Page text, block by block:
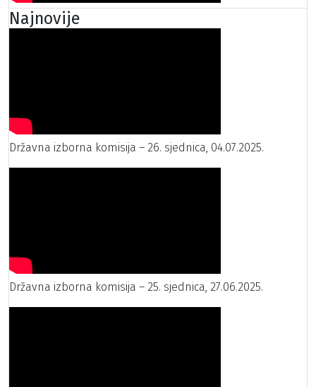
Najnovije
Državna izborna komisija – 26. sjednica, 04.07.2025.
Državna izborna komisija – 25. sjednica, 27.06.2025.